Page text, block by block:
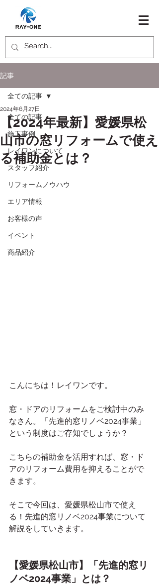
記事
全ての記事
施工事例
レイワンについて
スタッフ紹介
リフォームノウハウ
エリア情報
お客様の声
イベント
商品紹介
全ての記事
【2024年最新】愛媛県松
山市の窓リフォームで使え
る補助金とは？
2024年6月27日
こんにちは！レイワンです。
窓・ドアのリフォームをご検討中のみ
なさん。「先進的窓リノベ2024事業」
という制度はご存知でしょうか？
こちらの補助金を活用すれば、窓・ド
アのリフォーム費用を抑えることがで
きます。
そこで今回は、愛媛県松山市で使え
る！先進的窓リノベ2024事業について
解説をしていきます。
【愛媛県松山市】「先進的窓リ
ノベ2024事業」とは？